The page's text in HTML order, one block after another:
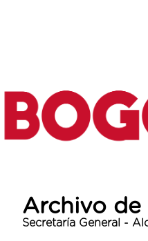
Archivo de
Secretaría General -